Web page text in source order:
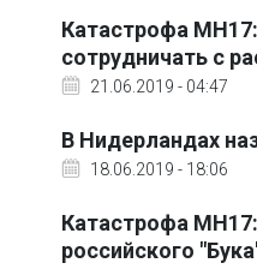
Катастрофа
сотрудничать с
21.06.2019 - 04:47
В Нидерландах
18.06.2019 - 18:06
Катастрофа
российского